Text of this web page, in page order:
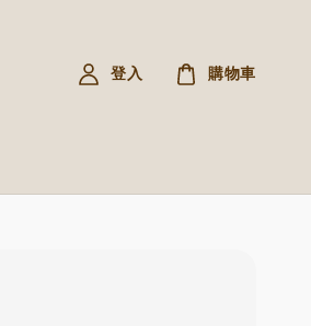
登入 購物車